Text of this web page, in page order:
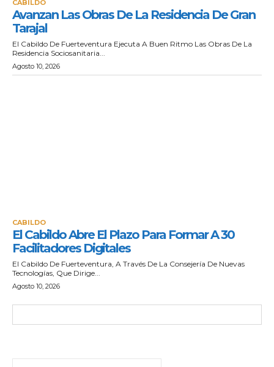
CABILDO
Avanzan Las Obras De La Residencia De Gran
Tarajal
El Cabildo De Fuerteventura Ejecuta A Buen Ritmo Las Obras De La
Residencia Sociosanitaria...
Agosto 10, 2026
CABILDO
El Cabildo Abre El Plazo Para Formar A 30
Facilitadores Digitales
El Cabildo De Fuerteventura, A Través De La Consejería De Nuevas
Tecnologías, Que Dirige...
Agosto 10, 2026